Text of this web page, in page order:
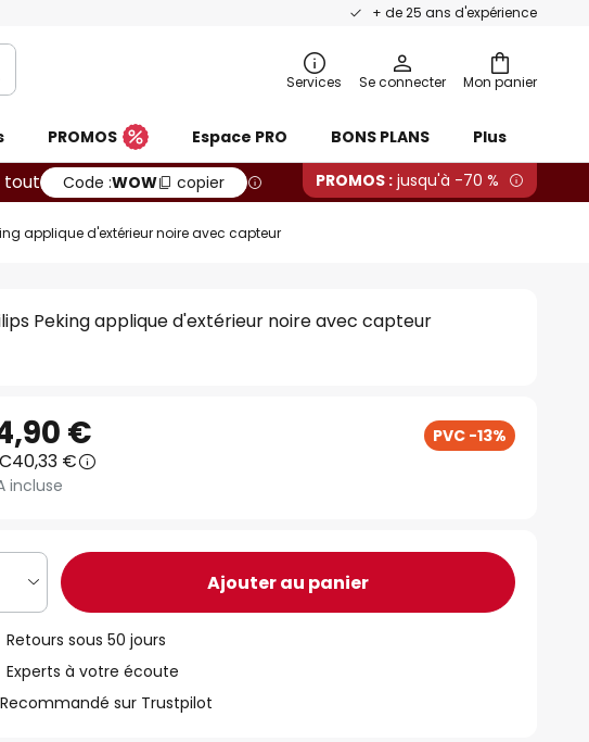
+ de 25 ans d'expérience
Mon panier
Services Se connecter
PROMOS Espace PRO BONS PLANS Plus
tout Code :WOW copier PROMOS : jusqu'à -70 %
applique d'extérieur noire avec capteur
Peking applique d'extérieur noire avec capteur
€ PVC -13%
40,33 €
incluse
Ajouter au panier
Retours sous 50 jours
Experts à votre écoute
Recommandé sur Trustpilot